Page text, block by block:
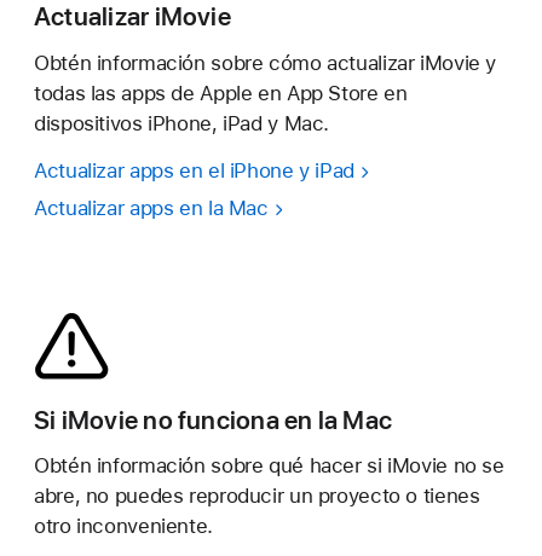
Actualizar iMovie
Obtén información sobre cómo actualizar iMovie y
todas las apps de Apple en App Store en
dispositivos iPhone, iPad y Mac.
Actualizar apps en el iPhone y iPad
Actualizar apps en la Mac
Si iMovie no funciona en la Mac
Obtén información sobre qué hacer si iMovie no se
abre, no puedes reproducir un proyecto o tienes
otro inconveniente.